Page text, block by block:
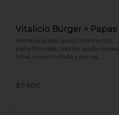
Vitalicio Burger + Papas
Hamburguesa, queso mantecoso,
palta fileteada, cebolla asada, papas
fritas, mayo trufada y berros.
$11.600